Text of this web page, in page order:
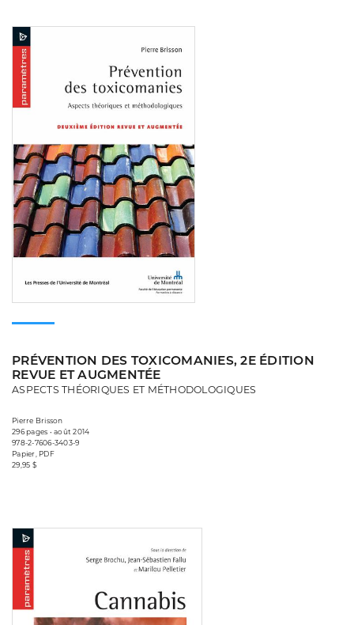
PRÉVENTION DES TOXICOMANIES, 2E ÉDITION
REVUE ET AUGMENTÉE
ASPECTS THÉORIQUES ET MÉTHODOLOGIQUES
Pierre Brisson
296 pages • août 2014
978-2-7606-3403-9
Papier, PDF
29,95 $